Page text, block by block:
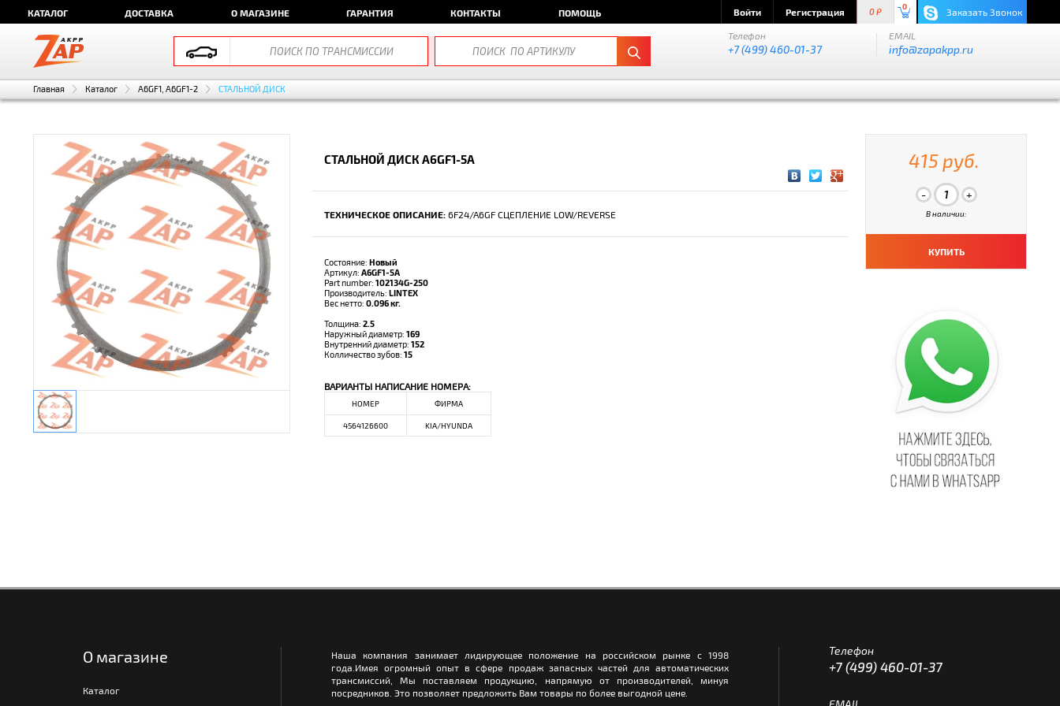
КАТАЛОГ ДОСТАВКА О МАГАЗИНЕ ГАРАНТИЯ КОНТАКТЫ ПОМОЩЬ Войти Регистрация 0 P
0 Заказать Звонок
Телефон
+7 (499) 460-01-37
EMAIL
info@zapakpp.ru
Главная Каталог A6GF1, A6GF1-2 СТАЛЬНОЙ ДИСК
СТАЛЬНОЙ ДИСК A6GF1-5A
ТЕХНИЧЕСКОЕ ОПИСАНИЕ: 6F24/A6GF СЦЕПЛЕНИЕ LOW/REVERSE
Состояние: Новый
Артикул: A6GF1-5A
Part number: 102134G-250
Производитель: LINTEX
Вес нетто: 0.096 кг.
Толщина: 2.5
Наружный диаметр: 169
Внутренний диаметр: 152
Колличество зубов: 15
ВАРИАНТЫ НАПИСАНИЕ НОМЕРА:
НОМЕР ФИРМА
4564126600 KIA/HYUNDA
415 руб.
В наличии:
КУПИТЬ
О магазине
Каталог
Наша компания занимает лидирующее положение на российском рынке с 1998
года.Имея огромный опыт в сфере продаж запасных частей для автоматических
трансмиссий, Мы поставляем продукцию, напрямую от производителей, минуя
посредников. Это позволяет предложить Вам товары по более выгодной цене.
Телефон
+7 (499) 460-01-37